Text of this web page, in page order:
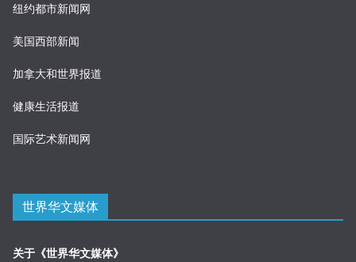
纽约都市新闻网
美国西部新闻
加拿大和世界报道
健康生活报道
国际艺术新闻网
世界华文媒体
关于《世界华文媒体》